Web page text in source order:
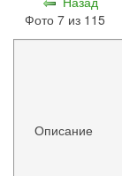
Фото 7 из 115
Описание